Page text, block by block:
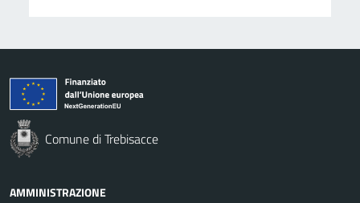
Comune di Trebisacce
AMMINISTRAZIONE